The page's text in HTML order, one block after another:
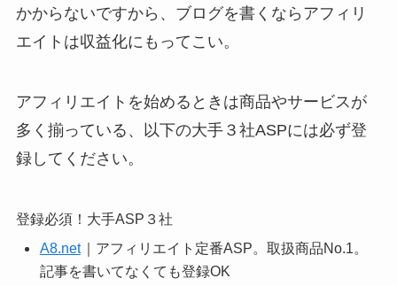
かからないですから、 ブログを書くならアフィリ
エイトは収益化にもってこい。
アフィリエイトを始めるときは商品やサービスが
多く揃っている、以下の大手３社ASPには必ず登
録してください。
登録必須！大手ASP３社
A8.net｜アフィリエイト定番ASP。取扱商品No.1。
記事を書いてなくても登録OK